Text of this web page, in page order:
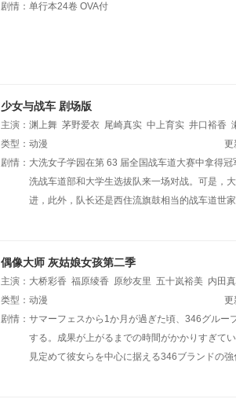
剧情： 单行本24卷 OVA付
少女与战车 剧场版
主演： 渊上舞 茅野爱衣 尾崎真实 中上育实 井口裕香
耶 田中理惠
步 饭田友子 景浦大辅 飞田展男 伊丸冈笃 雪野五月
类型： 动漫
更
剧情： 大洗女子学园在第 63 届全国战车道大赛中拿得
洗战车道部和大学生选拔队来一场对战。可是，
进，此外，队长还是西住流旗鼓相当的战车道
偶像大师 灰姑娘女孩第二季
主演： 大桥彩香 福原绫香 原纱友里 五十岚裕美 内田
骏辅
类型： 动漫
更
剧情： サマーフェスから1か月が過ぎた頃、346グルー
する。成果が上がるまでの時間がかかりすぎて
見定めて彼女らを中心に据える346ブランドの